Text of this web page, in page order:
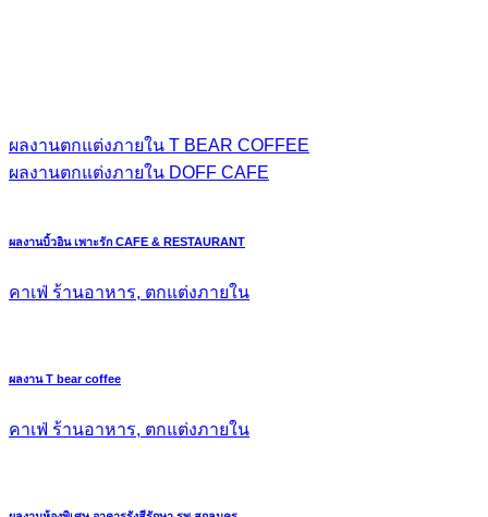
ผลงานตกแต่งภายใน T BEAR COFFEE
ผลงานตกแต่งภายใน DOFF CAFE
ผลงานบิ้วอิน เพาะรัก CAFE & RESTAURANT
คาเฟ่ ร้านอาหาร, ตกแต่งภายใน
ผลงาน T bear coffee
คาเฟ่ ร้านอาหาร, ตกแต่งภายใน